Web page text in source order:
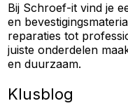
Bij Schroef-it vind je
en
reparaties tot
juiste onderdelen
en duurzaam.
Klusblog